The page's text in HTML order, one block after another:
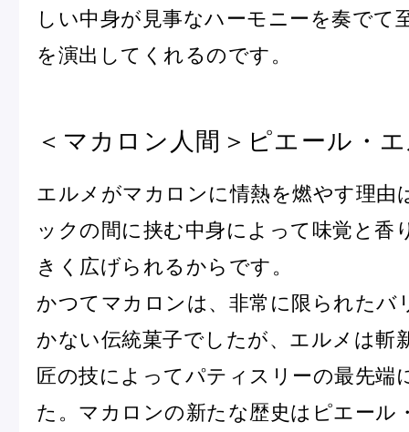
しい中身が見事なハーモニーを奏でて
を演出してくれるのです。
＜マカロン人間＞ピエール・
エルメがマカロンに情熱を燃やす理由
ックの間に挟む中身によって味覚と香
きく広げられるからです。
かつてマカロンは、非常に限られたバ
かない伝統菓子でしたが、エルメは斬
匠の技によってパティスリーの最先端
た。マカロンの新たな歴史はピエール